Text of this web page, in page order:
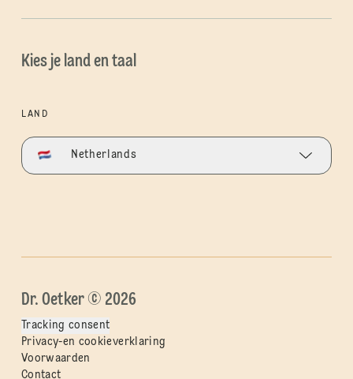
Kies je land en taal
LAND
Netherlands
Dr. Oetker © 2026
Tracking consent
Privacy-en cookieverklaring
Voorwaarden
Contact